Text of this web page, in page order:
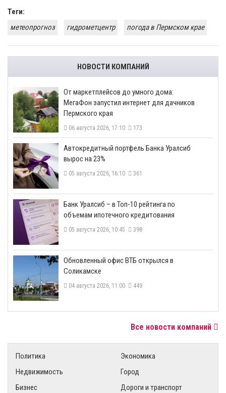
Теги:
метеопрогноз
гидрометцентр погода в Пермском крае
НОВОСТИ КОМПАНИЙ
От маркетплейсов до умного дома:
МегаФон запустил интернет для дачников
Пермского края
06 августа 2026, 17:10 173
​Автокредитный портфель Банка Уралсиб
вырос на 23%
05 августа 2026, 16:10 361
​Банк Уралсиб – в Топ-10 рейтинга по
объемам ипотечного кредитования
05 августа 2026, 10:45 398
​Обновленный офис ВТБ открылся в
Соликамске
04 августа 2026, 11:00 449
Все новости компаний
Политика
Экономика
Недвижимость
Город
Бизнес
Дороги и транспорт